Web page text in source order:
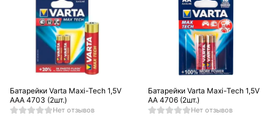
Батарейки Varta Maxi-Tech 1,5V
AAA 4703 (2шт.)
Нет отзывов
Батарейки Varta Maxi-Tech 1,5V
AA 4706 (2шт.)
Нет отзывов